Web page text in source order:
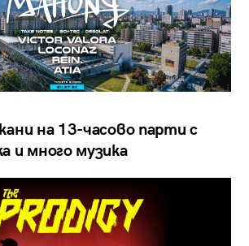
на 13-часово парти с
и много музика